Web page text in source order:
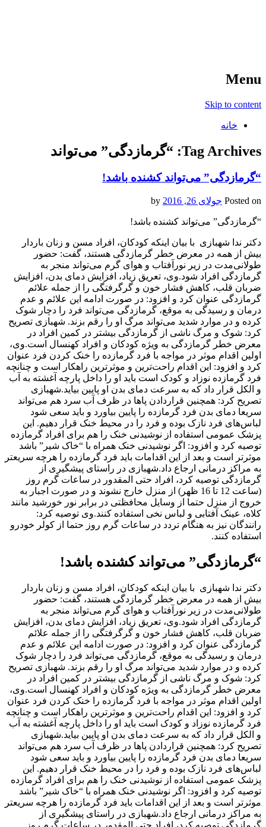
Menu
Skip to content
خانه
Tag Archives: “گرمازدگی” می‌تواند
“گرمازدگی” می‌تواند کشنده باشد!
Posted on جولای 26, 2016
“گرمازدگی” می‌تواند کشنده باشد!
دکتر ندا شهبازی با بیان اینکه کودکان، افراد مسن و زنان باردار
بیش از همه در معرض خطر گرمازدگی هستند، گفت: حضور
طولانی‌مدت در زیر نورآفتاب و هوای گرم می‌تواند منجر به
گرمازدگی افراد شود.وی، تعریق زیاد، افزایش دمای بدن، افزایش
ضربان قلب، کاهش فشار خون و گرگرفتگی را از جمله علائم
گرمازدگی عنوان کرد و افزود: در صورت ادامه این علائم و عدم
درمان و رسیدگی به موقع، گرمازدگی می‌تواند فرد را دچار شوک
کرده و در موارد شدید می‌تواند مرگ او را رقم بزند. شهبازی تصریح
کرد: شوک و مرگ ناشی از گرمازدگی بیشتر در کمین افراد در
معرض خطر گرمازدگی به ویژه کودکان و افراد کهنسال است.وی،
اولین اقدام موثر در مواجه با فرد گرمازده را خنک کردن فرد عنوان
کرد و افزود: این اقدام راحت‌ترین و موثرترین راهکار است و چنانچه
فرد گرمازده نوزاد و کودک است باید او را داخل پارچه آغشته به آب
و الکل قرار داد که به سرعت دمای بدن او پایین بیاید.شهبازی
تصریح کرد: همچنین قراردادن پاها در ظرف آب سرد هم می‌تواند
سریعا دمای بدن فرد گرمازده را پایین بیاورد و باید سعی شود
لباس‌های فرد نازک بوده و فرد را در محیط خنک قرار دهیم. این
پزشک عمومی استفاده از نوشیدنی خنک را هم برای افراد گرمازده
توصیه کرد و افزود: اگر نوشیدنی خنک همراه با “خاک شیر” باشد
موثرتر است و بعد از این اقدامات باید فرد گرمازده را هرچه سریعتر
به مراکز درمانی ارجاع داد.شهبازی در راستای پیشگیری از
گرمازدگی توصیه کرد، افراد حتی المقدور در ساعات گرم روز
(ساعت 12 تا 16 ظهر) از منزل خارج نشوند و در صورت اجبار به
خروج از منزل حتما از وسایل محافظتی در برابر نور خورشید مانند
کلاه، عینک آفتابی و لباس نخی استفاده کنند.وی توصیه کرد:
رانندگان نیز به هنگام تردد در ساعات گرم روز حتما از کولر خودرو
استفاده کنند.
“گرمازدگی” می‌تواند کشنده باشد!
دکتر ندا شهبازی با بیان اینکه کودکان، افراد مسن و زنان باردار
بیش از همه در معرض خطر گرمازدگی هستند، گفت: حضور
طولانی‌مدت در زیر نورآفتاب و هوای گرم می‌تواند منجر به
گرمازدگی افراد شود.وی، تعریق زیاد، افزایش دمای بدن، افزایش
ضربان قلب، کاهش فشار خون و گرگرفتگی را از جمله علائم
گرمازدگی عنوان کرد و افزود: در صورت ادامه این علائم و عدم
درمان و رسیدگی به موقع، گرمازدگی می‌تواند فرد را دچار شوک
کرده و در موارد شدید می‌تواند مرگ او را رقم بزند. شهبازی تصریح
کرد: شوک و مرگ ناشی از گرمازدگی بیشتر در کمین افراد در
معرض خطر گرمازدگی به ویژه کودکان و افراد کهنسال است.وی،
اولین اقدام موثر در مواجه با فرد گرمازده را خنک کردن فرد عنوان
کرد و افزود: این اقدام راحت‌ترین و موثرترین راهکار است و چنانچه
فرد گرمازده نوزاد و کودک است باید او را داخل پارچه آغشته به آب
و الکل قرار داد که به سرعت دمای بدن او پایین بیاید.شهبازی
تصریح کرد: همچنین قراردادن پاها در ظرف آب سرد هم می‌تواند
سریعا دمای بدن فرد گرمازده را پایین بیاورد و باید سعی شود
لباس‌های فرد نازک بوده و فرد را در محیط خنک قرار دهیم. این
پزشک عمومی استفاده از نوشیدنی خنک را هم برای افراد گرمازده
توصیه کرد و افزود: اگر نوشیدنی خنک همراه با “خاک شیر” باشد
موثرتر است و بعد از این اقدامات باید فرد گرمازده را هرچه سریعتر
به مراکز درمانی ارجاع داد.شهبازی در راستای پیشگیری از
گرمازدگی توصیه کرد، افراد حتی المقدور در ساعات گرم روز